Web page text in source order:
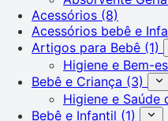
Acessórios (8)
Acessórios bebê e
Artigos para Bebê (1)
Higiene e Bem-
Bebê e Criança (3)
Higiene e Saúde
Bebê e Infantil (1)